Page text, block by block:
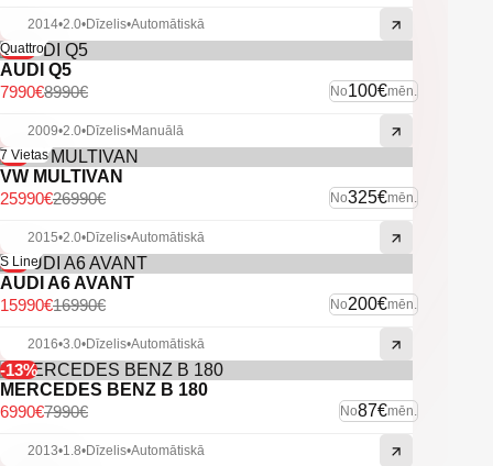
2014•2.0•Dīzelis•Automātiskā
-11%
Quattro
AUDI Q5
No100€mēn.
8990€
7990€
2009•2.0•Dīzelis•Manuālā
-4%
7 Vietas
VW MULTIVAN
No325€mēn.
26990€
25990€
2015•2.0•Dīzelis•Automātiskā
-6%
S Line
AUDI A6 AVANT
No200€mēn.
16990€
15990€
2016•3.0•Dīzelis•Automātiskā
-13%
MERCEDES BENZ B 180
No87€mēn.
7990€
6990€
2013•1.8•Dīzelis•Automātiskā